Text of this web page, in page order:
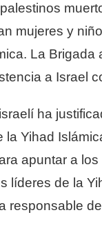
mujeres y
La Brigada
a Israel
ha
la Yihad
apuntar a
líderes de la
responsable